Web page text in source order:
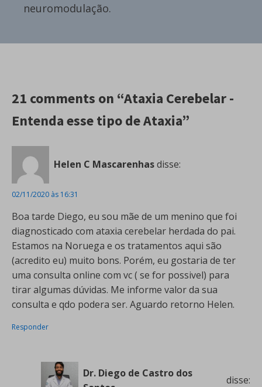
neuromodulação.
21 comments on “Ataxia Cerebelar -
Entenda esse tipo de Ataxia”
Helen C Mascarenhasdisse:
02/11/2020 às 16:31
Boa tarde Diego, eu sou mãe de um menino que foi
diagnosticado com ataxia cerebelar herdada do pai.
Estamos na Noruega e os tratamentos aqui são
(acredito eu) muito bons. Porém, eu gostaria de ter
uma consulta online com vc ( se for possivel) para
tirar algumas dúvidas. Me informe valor da sua
consulta e qdo podera ser. Aguardo retorno Helen.
Responder
Dr. Diego de Castro dos
disse: